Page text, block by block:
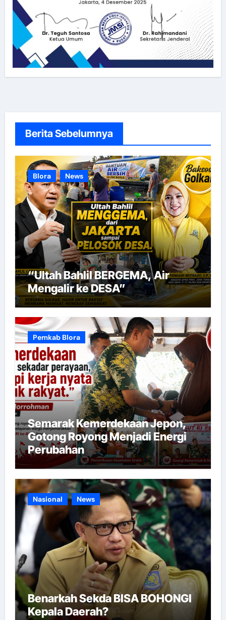
Berita Sebelumnya
Blora News
“Ultah Bahlil BERGEMA, Air
Mengalir ke DESA”
Pemkab Blora
Semarak Kemerdekaan Jepon,
Gotong Royong Menjadi Energi
Perubahan
Nasional News
Benarkah Sekda BISA BOHONGI
Kepala Daerah?